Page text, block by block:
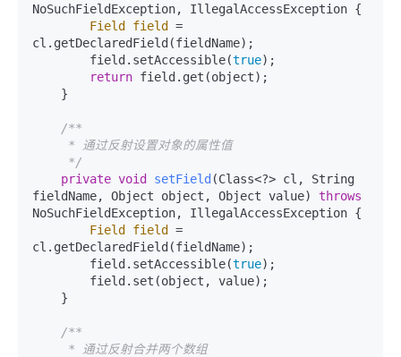
NoSuchFieldException, IllegalAccessException {
Field field =
cl.getDeclaredField(fieldName);
        field.setAccessible(
true);
return field.get(object);
/**
     */
private void setField (Class<?> cl, String
fieldName, Object object, Object value)
throws
NoSuchFieldException, IllegalAccessException {
Field field =
cl.getDeclaredField(fieldName);
        field.setAccessible(
true);
/**